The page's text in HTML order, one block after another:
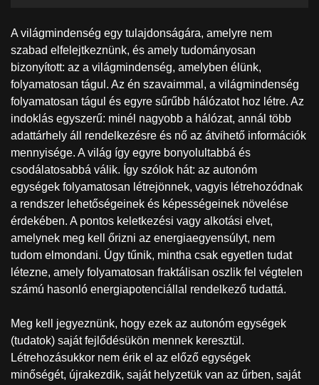
A világmindenség egy tulajdonságára, amelyre nem
szabad elfelejtkeznünk, és amely tudományosan
bizonyított: az a világmindenség, amelyben élünk,
folyamatosan tágul. Az én szavaimmal, a világmindenség
folyamatosan tágul és egyre sűrűbb hálózatot hoz létre. Az
indoklás egyszerű: minél nagyobb a hálózat, annál több
adattárhely áll rendelkezésre és nő az átvihető információk
mennyisége. A világ így egyre bonyolultabbá és
csodálatosabbá válik. Így szólok hát: az autonóm
egységek folyamatosan létrejönnek, vagyis létrehozódnak
a rendszer lehetőségeinek és képességeinek növelése
érdekében. A pontos keletkezési vagy alkotási elvet,
amelynek meg kell őrizni az energiaegyensúlyt, nem
tudom elmondani. Úgy tűnik, mintha csak egyetlen tudat
létezne, amely folyamatosan fraktálisan oszlik fel végtelen
számú hasonló energiapotenciállal rendelkező tudattá.
Meg kell jegyeznünk, hogy ezek az autonóm egységek
(tudatok) saját fejlődésükön mennek keresztül.
Létrehozásukkor nem érik el az előző egységek
minőségét, újrakezdik, saját helyzetük van az űrben, saját